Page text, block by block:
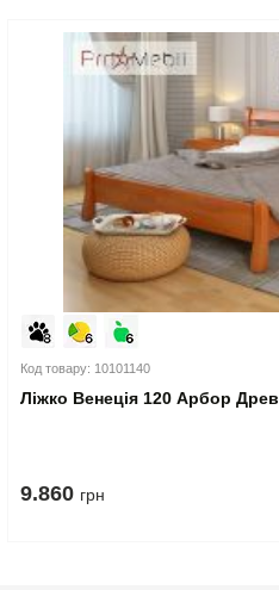
Код товару: 10101140
Ліжко Венеція 120 Арбор Древ
9.860 грн